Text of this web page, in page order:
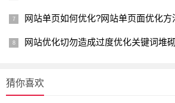
网站单页如何优化?网站单页面优化方
网站优化切勿造成过度优化关键词堆
猜你喜欢